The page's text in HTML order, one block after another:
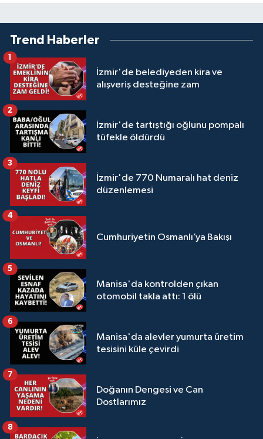
Trend Haberler
İzmir'de belediyeden kira ve
alışveriş desteğine zam
1
İzmir'de tartıştığı oğlunu pompalı
tüfekle öldürdü
2
İzmir'de 770 Numaralı hat deniz
düzenlemesi
3
Cumhuriyetin Osmanlı’ya Bakışı
4
Manisa'da kontrolden çıkan
otomobil takla attı: 1 ölü
5
Manisa'da alevler yumurta üretim
tesisini küle çevirdi
6
Doğanın Dengesi ve Can
Dostlarımız
7
8